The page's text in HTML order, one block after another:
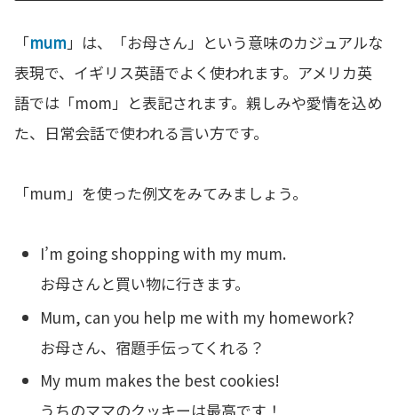
「mum」は、「お母さん」という意味のカジュアルな
表現で、イギリス英語でよく使われます。アメリカ英
語では「mom」と表記されます。親しみや愛情を込め
た、日常会話で使われる言い方です。
「mum」を使った例文をみてみましょう。
I’m going shopping with my mum.
お母さんと買い物に行きます。
Mum, can you help me with my homework?
お母さん、宿題手伝ってくれる？
My mum makes the best cookies!
うちのママのクッキーは最高です！